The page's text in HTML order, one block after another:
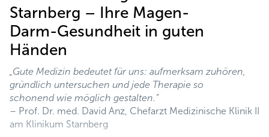
Starnberg – Ihre Magen-
Darm-Gesundheit in guten
Händen
„Gute Medizin bedeutet für uns: aufmerksam zuhören,
gründlich untersuchen und jede Therapie so
schonend wie möglich gestalten.“
– Prof. Dr. med. David Anz, Chefarzt Medizinische Klinik II
am Klinikum Starnberg